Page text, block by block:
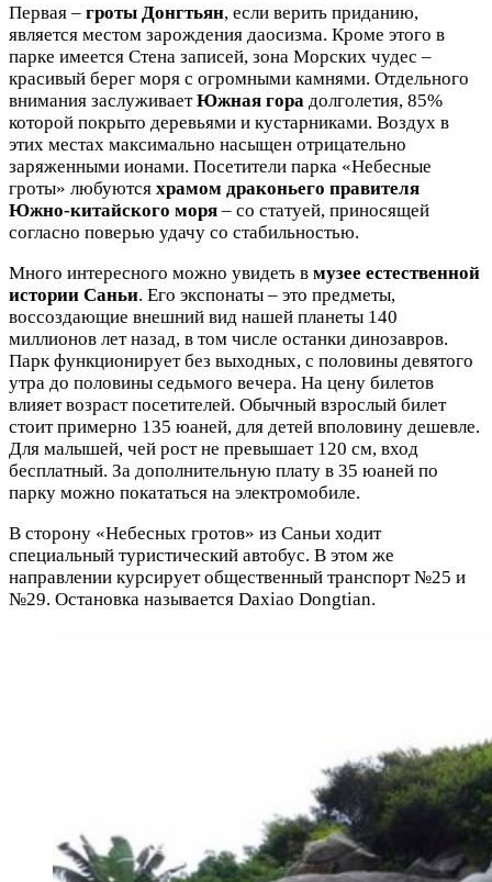
Первая – гроты Донгтьян, если верить приданию,
является местом зарождения даосизма. Кроме этого в
парке имеется Стена записей, зона Морских чудес –
красивый берег моря с огромными камнями. Отдельного
внимания заслуживаетЮжная гора долголетия, 85%
которой покрыто деревьями и кустарниками. Воздух в
этих местах максимально насыщен отрицательно
заряженными ионами. Посетители парка «Небесные
гроты» любуются храмом драконьего правителя
Южно-китайского моря – со статуей, приносящей
согласно поверью удачу со стабильностью.
Много интересного можно увидеть в музее естественной
истории Саньи. Его экспонаты – это предметы,
воссоздающие внешний вид нашей планеты 140
миллионов лет назад, в том числе останки динозавров.
Парк функционирует без выходных, с половины девятого
утра до половины седьмого вечера. На цену билетов
влияет возраст посетителей. Обычный взрослый билет
стоит примерно 135 юаней, для детей вполовину дешевле.
Для малышей, чей рост не превышает 120 см, вход
бесплатный. За дополнительную плату в 35 юаней по
парку можно покататься на электромобиле.
В сторону «Небесных гротов» из Саньи ходит
специальный туристический автобус. В этом же
направлении курсирует общественный транспорт №25 и
№29. Остановка называется Daxiao Dongtian.